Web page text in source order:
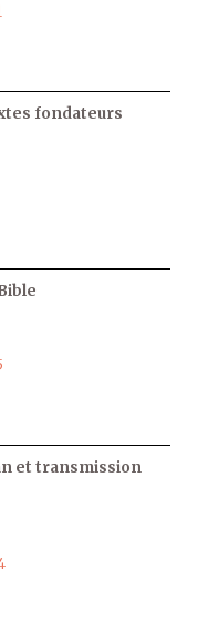
fondateurs
et transmission